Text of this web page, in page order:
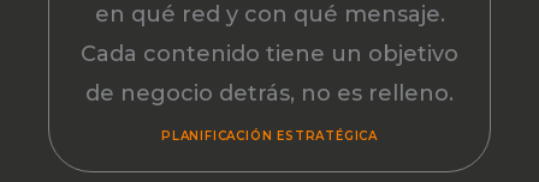
en qué red y con qué mensaje.
Cada contenido tiene un objetivo
de negocio detrás, no es relleno.
PLANIFICACIÓN ESTRATÉGICA